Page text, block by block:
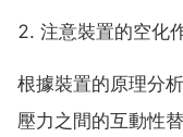
2. 注意裝置的空化
根據裝置的原理分
壓力之間的互動性